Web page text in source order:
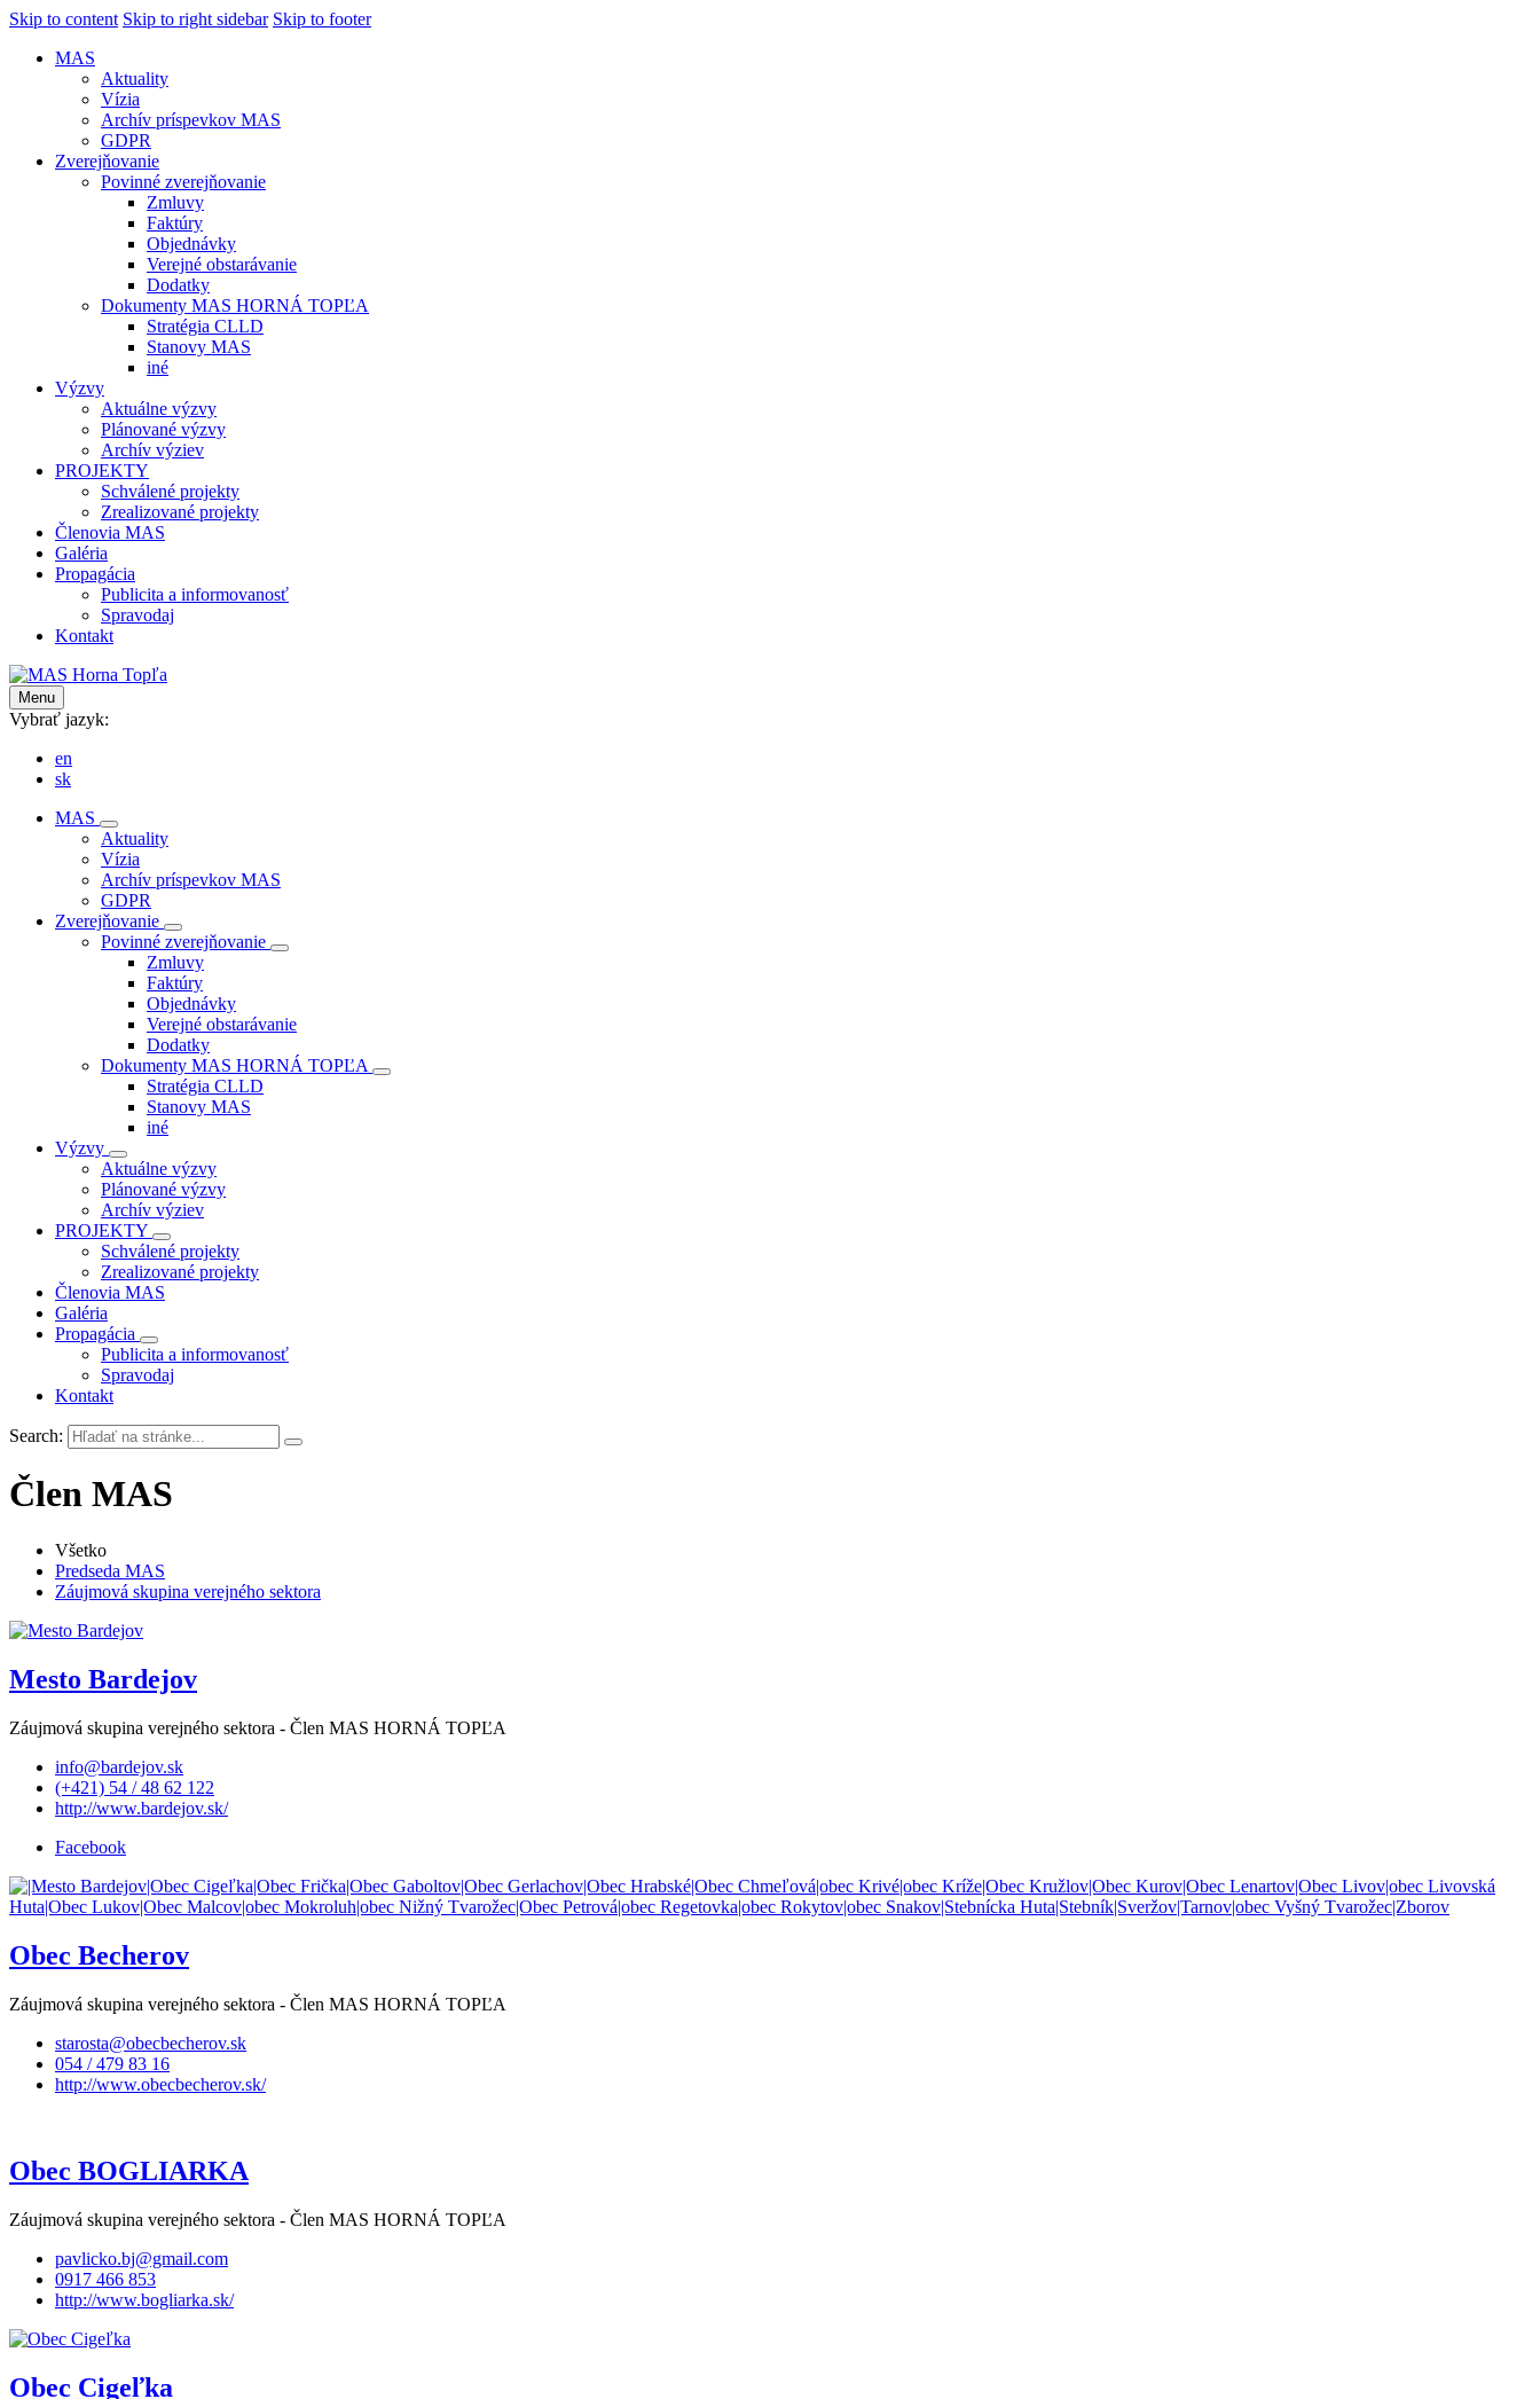
Skip to content Skip to right sidebar Skip to footer
MAS
Aktuality
Vízia
Archív príspevkov MAS
GDPR
Zverejňovanie
Povinné zverejňovanie
Zmluvy
Faktúry
Objednávky
Verejné obstarávanie
Dodatky
Dokumenty MAS HORNÁ TOPĽA
Stratégia CLLD
Stanovy MAS
iné
Výzvy
Aktuálne výzvy
Plánované výzvy
Archív výziev
PROJEKTY
Schválené projekty
Zrealizované projekty
Členovia MAS
Galéria
Propagácia
Publicita a informovanosť
Spravodaj
Kontakt
Menu
Vybrať jazyk:
en
sk
MAS
Aktuality
Vízia
Archív príspevkov MAS
GDPR
Zverejňovanie
Povinné zverejňovanie
Zmluvy
Faktúry
Objednávky
Verejné obstarávanie
Dodatky
Dokumenty MAS HORNÁ TOPĽA
Stratégia CLLD
Stanovy MAS
iné
Výzvy
Aktuálne výzvy
Plánované výzvy
Archív výziev
PROJEKTY
Schválené projekty
Zrealizované projekty
Členovia MAS
Galéria
Propagácia
Publicita a informovanosť
Spravodaj
Kontakt
Search:
Člen MAS
Všetko
Predseda MAS
Záujmová skupina verejného sektora
Mesto Bardejov
Záujmová skupina verejného sektora - Člen MAS HORNÁ TOPĽA
info@bardejov.sk
(+421) 54 / 48 62 122
http://www.bardejov.sk/
Facebook
Obec Becherov
Záujmová skupina verejného sektora - Člen MAS HORNÁ TOPĽA
starosta@obecbecherov.sk
054 / 479 83 16
http://www.obecbecherov.sk/
Obec BOGLIARKA
Záujmová skupina verejného sektora - Člen MAS HORNÁ TOPĽA
pavlicko.bj@gmail.com
0917 466 853
http://www.bogliarka.sk/
Obec Cigeľka